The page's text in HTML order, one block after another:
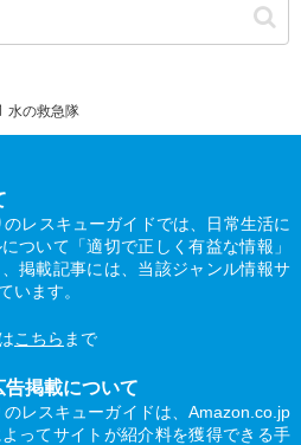
は無料と記載されているの
にはその様な記載なし。気
かはいただいているんでし
水の救急隊
レスキューガイドでは、日常生活に
ついて「適切で正しく有益な情報」
掲載記事には、当該ジャンル情報サ
います。
こちら まで
掲載について
レスキューガイドは、Amazon.co.jp
ってサイトが紹介料を獲得できる手